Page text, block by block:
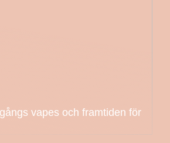
vapes och framtiden för